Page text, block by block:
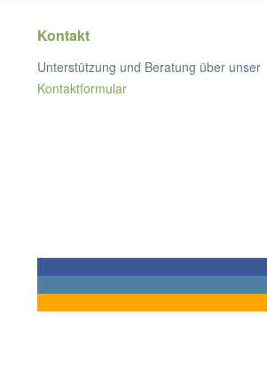
Kontakt
Unterstützung und Beratung über unser
Kontaktformular